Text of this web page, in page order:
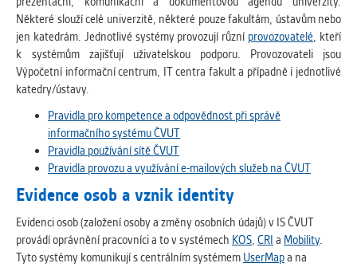
Některé slouží celé univerzitě, některé pouze fakultám, ústavům nebo
jen katedrám. Jednotlivé systémy provozují různí provozovatelé, kteří
k systémům zajišťují uživatelskou podporu. Provozovateli jsou
Výpočetní informační centrum, IT centra fakult a případně i jednotlivé
katedry/ústavy.
Pravidla pro kompetence a odpovědnost při správě
informačního systému ČVUT
Pravidla používání sítě ČVUT
Pravidla provozu a využívání e-mailových služeb na ČVUT
Evidence osob a vznik identity
Evidenci osob (založení osoby a změny osobních údajů) v IS ČVUT
provádí oprávnění pracovníci a to v systémech KOS, CRI a Mobility.
Tyto systémy komunikují s centrálním systémem UserMapa na